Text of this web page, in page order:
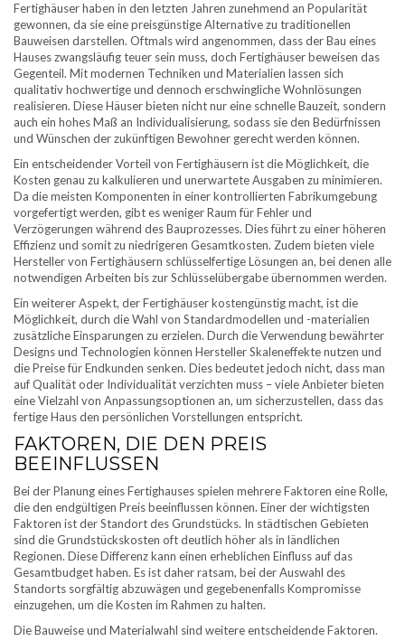
Fertighäuser haben in den letzten Jahren zunehmend an Popularität
gewonnen, da sie eine preisgünstige Alternative zu traditionellen
Bauweisen darstellen. Oftmals wird angenommen, dass der Bau eines
Hauses zwangsläufig teuer sein muss, doch Fertighäuser beweisen das
Gegenteil. Mit modernen Techniken und Materialien lassen sich
qualitativ hochwertige und dennoch erschwingliche Wohnlösungen
realisieren. Diese Häuser bieten nicht nur eine schnelle Bauzeit, sondern
auch ein hohes Maß an Individualisierung, sodass sie den Bedürfnissen
und Wünschen der zukünftigen Bewohner gerecht werden können.
Ein entscheidender Vorteil von Fertighäusern ist die Möglichkeit, die
Kosten genau zu kalkulieren und unerwartete Ausgaben zu minimieren.
Da die meisten Komponenten in einer kontrollierten Fabrikumgebung
vorgefertigt werden, gibt es weniger Raum für Fehler und
Verzögerungen während des Bauprozesses. Dies führt zu einer höheren
Effizienz und somit zu niedrigeren Gesamtkosten. Zudem bieten viele
Hersteller von Fertighäusern schlüsselfertige Lösungen an, bei denen alle
notwendigen Arbeiten bis zur Schlüsselübergabe übernommen werden.
Ein weiterer Aspekt, der Fertighäuser kostengünstig macht, ist die
Möglichkeit, durch die Wahl von Standardmodellen und -materialien
zusätzliche Einsparungen zu erzielen. Durch die Verwendung bewährter
Designs und Technologien können Hersteller Skaleneffekte nutzen und
die Preise für Endkunden senken. Dies bedeutet jedoch nicht, dass man
auf Qualität oder Individualität verzichten muss – viele Anbieter bieten
eine Vielzahl von Anpassungsoptionen an, um sicherzustellen, dass das
fertige Haus den persönlichen Vorstellungen entspricht.
FAKTOREN, DIE DEN PREIS
BEEINFLUSSEN
Bei der Planung eines Fertighauses spielen mehrere Faktoren eine Rolle,
die den endgültigen Preis beeinflussen können. Einer der wichtigsten
Faktoren ist der Standort des Grundstücks. In städtischen Gebieten
sind die Grundstückskosten oft deutlich höher als in ländlichen
Regionen. Diese Differenz kann einen erheblichen Einfluss auf das
Gesamtbudget haben. Es ist daher ratsam, bei der Auswahl des
Standorts sorgfältig abzuwägen und gegebenenfalls Kompromisse
einzugehen, um die Kosten im Rahmen zu halten.
Die Bauweise und Materialwahl sind weitere entscheidende Faktoren.